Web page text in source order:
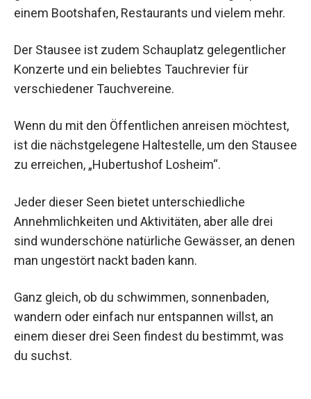
einem Bootshafen, Restaurants und vielem mehr.
Der Stausee ist zudem Schauplatz gelegentlicher
Konzerte und ein beliebtes Tauchrevier für
verschiedener Tauchvereine.
Wenn du mit den Öffentlichen anreisen möchtest,
ist die nächstgelegene Haltestelle, um den Stausee
zu erreichen, „Hubertushof Losheim“.
Jeder dieser Seen bietet unterschiedliche
Annehmlichkeiten und Aktivitäten, aber alle drei
sind wunderschöne natürliche Gewässer, an denen
man ungestört nackt baden kann.
Ganz gleich, ob du schwimmen, sonnenbaden,
wandern oder einfach nur entspannen willst, an
einem dieser drei Seen findest du bestimmt, was
du suchst.